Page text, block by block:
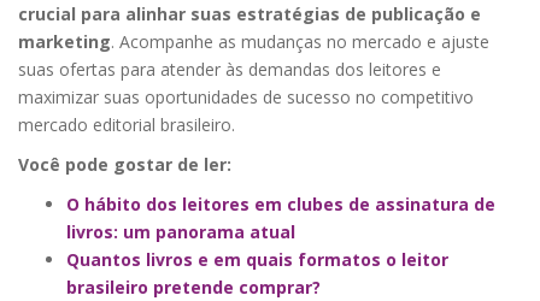
crucial para alinhar suas estratégias de publicação e
marketing. Acompanhe as mudanças no mercado e ajuste
suas ofertas para atender às demandas dos leitores e
maximizar suas oportunidades de sucesso no competitivo
mercado editorial brasileiro.
Você pode gostar de ler:
O hábito dos leitores em clubes de assinatura de
livros: um panorama atual
Quantos livros e em quais formatos o leitor
brasileiro pretende comprar?